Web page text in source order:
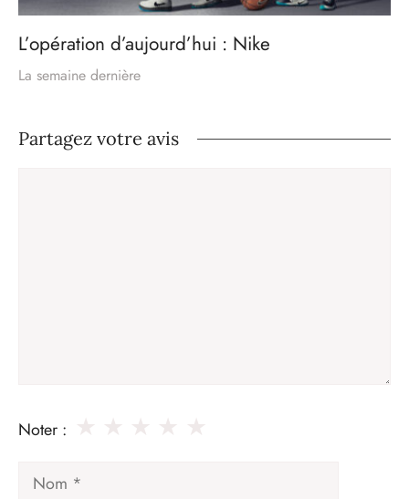
L’opération d’aujourd’hui : Nike
La semaine dernière
Partagez votre avis
Noter :
Nom